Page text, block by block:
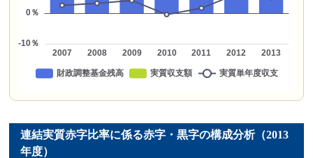
連結実質赤字比率に係る赤字・黒字の構成分析（2013
年度）